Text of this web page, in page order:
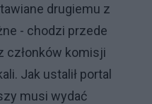
drugiemu z
- chodzi przede
członków komisji
Jak ustalił portal
musi wydać